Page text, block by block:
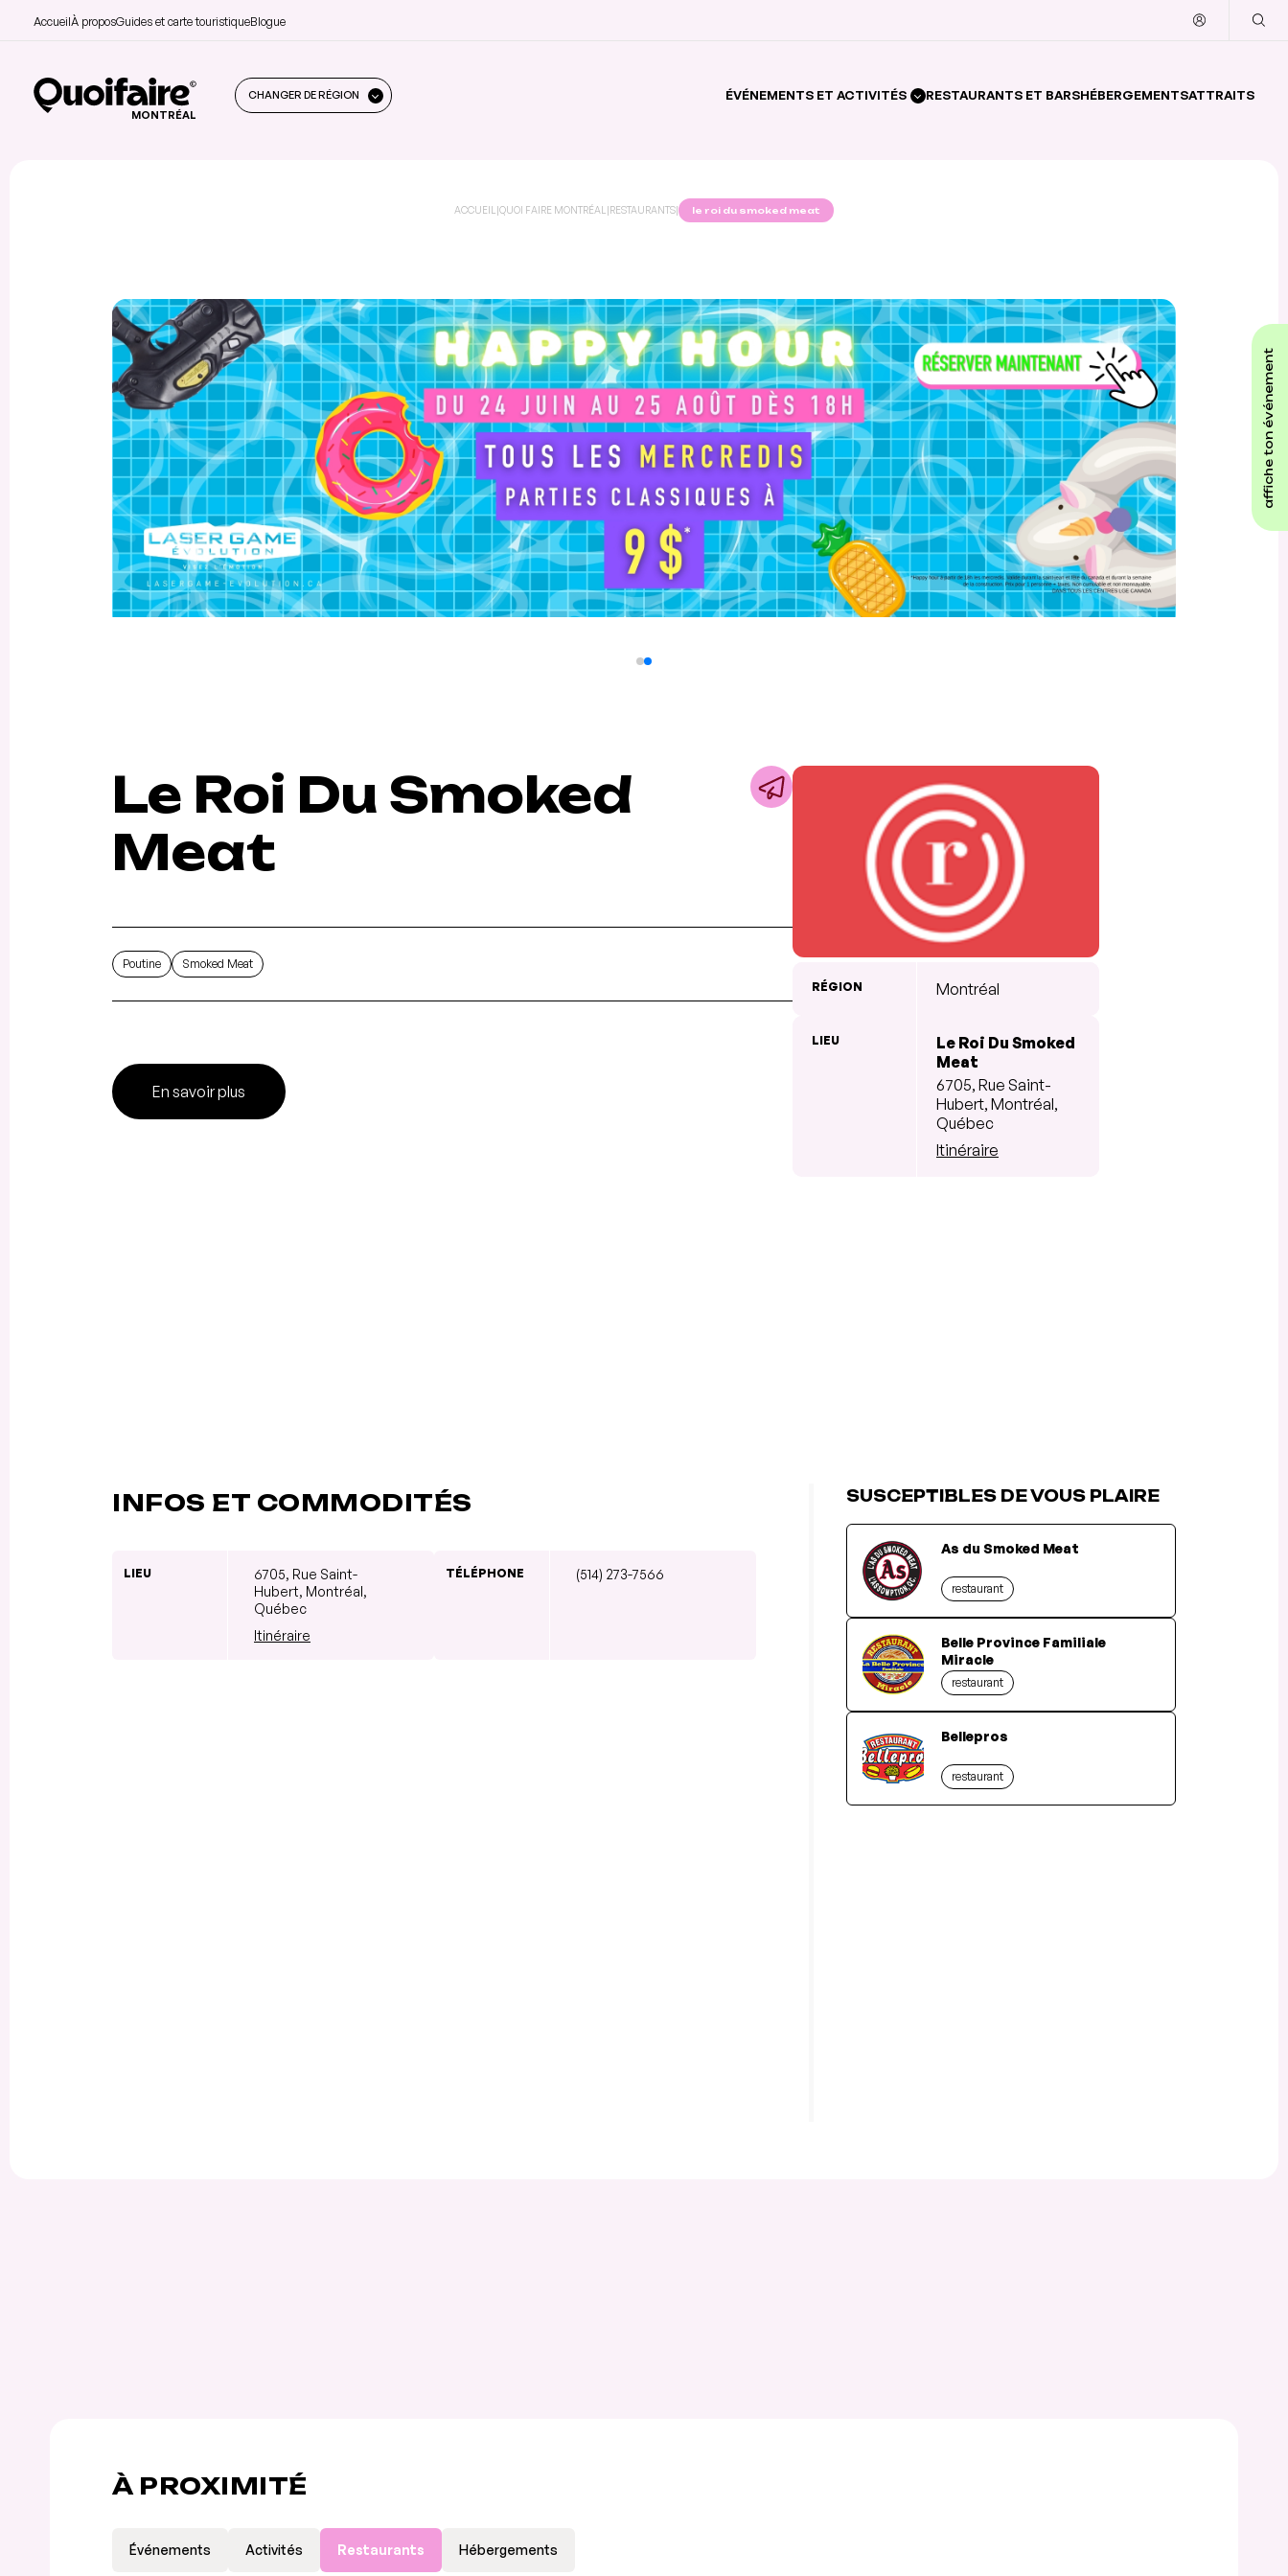
AccueilÀ proposGuides et carte touristiqueBlogue
MONTRÉAL
CHANGER DE RÉGION ÉVÉNEMENTS ET ACTIVITÉS RESTAURANTS ET BARSHÉBERGEMENTSATTRAITS
affiche ton événement
ACCUEIL |QUOI FAIRE MONTRÉAL |RESTAURANTS| le roi du smoked meat
Le Roi Du Smoked
Meat
Poutine Smoked Meat
En savoir plus
RÉGION Montréal
LIEU
Le Roi Du Smoked
Meat
6705, Rue Saint-
Hubert, Montréal,
Québec
Itinéraire
INFOS ET COMMODITÉS
LIEU
6705, Rue Saint-
Hubert, Montréal,
Québec
Itinéraire
TÉLÉPHONE (514) 273-7566
SUSCEPTIBLES DE VOUS PLAIRE
As du Smoked Meat
restaurant
Belle Province Familiale
Miracle
restaurant
Bellepros
restaurant
À PROXIMITÉ
Événements Activités Restaurants Hébergements